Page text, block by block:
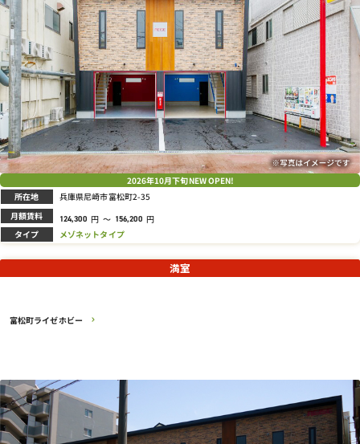
2026年10月下旬NEW OPEN!
所在地 兵庫県尼崎市富松町2-35
月額賃料 124,300 円 ～ 156,200 円
タイプ メゾネットタイプ
富松町ライゼホビー
満室